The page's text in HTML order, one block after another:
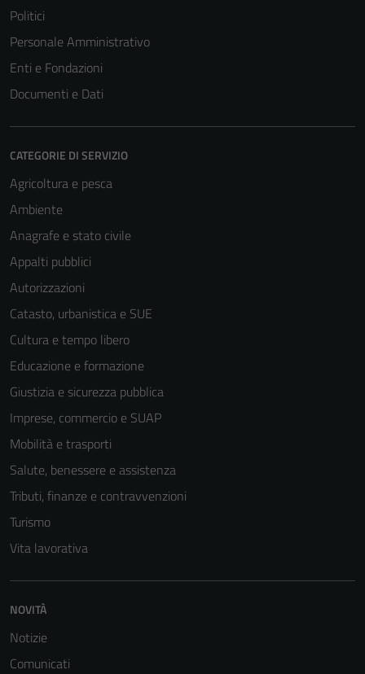
Politici
Personale Amministrativo
Enti e Fondazioni
Documenti e Dati
CATEGORIE DI SERVIZIO
Agricoltura e pesca
Ambiente
Anagrafe e stato civile
Appalti pubblici
Autorizzazioni
Catasto, urbanistica e SUE
Cultura e tempo libero
Educazione e formazione
Giustizia e sicurezza pubblica
Imprese, commercio e SUAP
Mobilità e trasporti
Salute, benessere e assistenza
Tributi, finanze e contravvenzioni
Turismo
Vita lavorativa
NOVITÀ
Notizie
Comunicati